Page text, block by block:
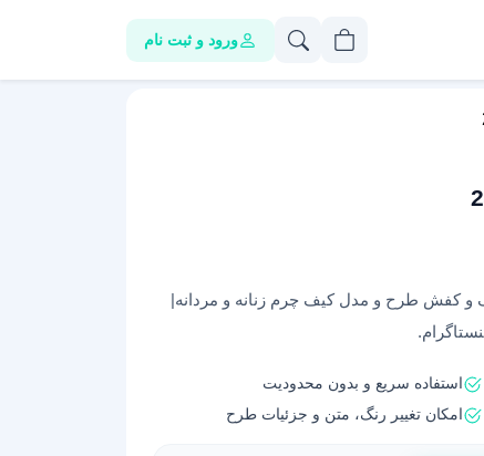
ورود و ثبت نام
و کفش طرح و مدل کیف چرم زنانه و مردانه|
استفاده سریع و بدون محدودیت
امکان تغییر رنگ، متن و جزئیات طرح